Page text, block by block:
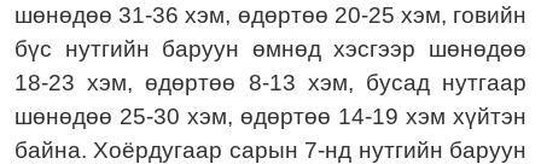
шөнөдөө 31-36 хэм, өдөртөө 20-25 хэм, говийн
бүс нутгийн баруун өмнөд хэсгээр шөнөдөө
18-23 хэм, өдөртөө 8-13 хэм, бусад нутгаар
шөнөдөө 25-30 хэм, өдөртөө 14-19 хэм хүйтэн
байна. Хоёрдугаар сарын 7-нд нутгийн баруун